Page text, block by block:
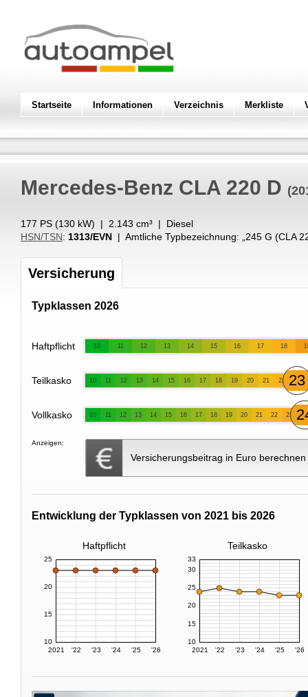
Startseite Informationen Verzeichnis Merkliste
Mercedes-Benz CLA 220 D
177 PS (130 kW) | 2.143 cm³ | Diesel
HSN/TSN: 1313/EVN | Amtliche Typbezeichnung: „ 245 G (CLA
Versicherung
Typklassen 2026
Haftpflicht 10 11 12 13 14 15 16 17 18
Teilkasko 10 11 12 13 14 15 16 17 18 19 20 21 22 23
Vollkasko 10 11 12 13 14 15 16 17 18 19 20 21 22 23
Anzeigen:
Versicherungsbeitrag in Euro berechnen
Entwicklung der Typklassen von 2021 bis 2026
Haftpflicht Teilkasko
2021 '22 '23 '24 '25 '26
10
15
20
25
2021 '22 '23 '24 '25 '26
10
15
20
25
30
33